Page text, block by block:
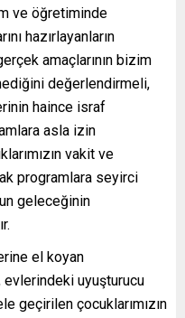
ve öğretiminde
hazırlayanların
amaçlarının bizim
değerlendirmeli,
haince israf
asla izin
vakit ve
programlara seyirci
geleceğinin
el koyan
uyuşturucu
geçirilen çocuklarımızın